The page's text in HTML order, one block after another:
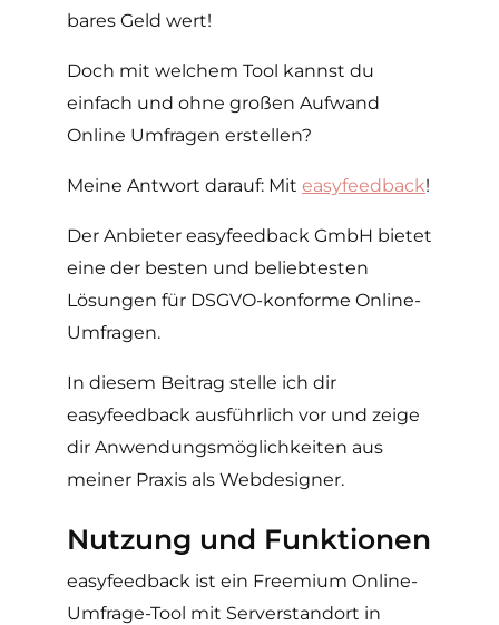
bares Geld wert!
Doch mit welchem Tool kannst du
einfach und ohne großen Aufwand
Online Umfragen erstellen?
Meine Antwort darauf: Mit easyfeedback!
Der Anbieter easyfeedback GmbH bietet
eine der besten und beliebtesten
Lösungen für DSGVO-konforme Online-
Umfragen.
In diesem Beitrag stelle ich dir
easyfeedback ausführlich vor und zeige
dir Anwendungsmöglichkeiten aus
meiner Praxis als Webdesigner.
Nutzung und Funktionen
easyfeedback ist ein Freemium Online-
Umfrage-Tool mit Serverstandort in